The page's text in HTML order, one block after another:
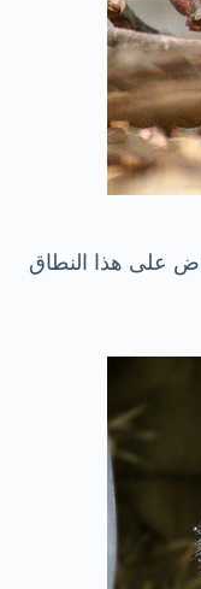
على هذا النطاق